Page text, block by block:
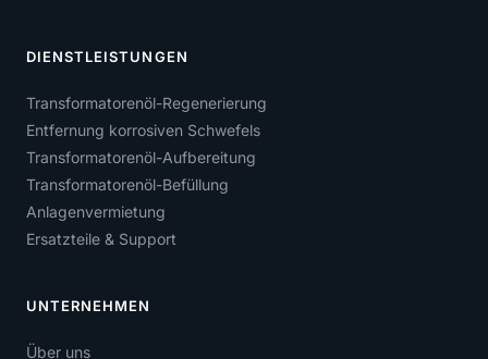
DIENSTLEISTUNGEN
Transformatorenöl-Regenerierung
Entfernung korrosiven Schwefels
Transformatorenöl-Aufbereitung
Transformatorenöl-Befüllung
Anlagenvermietung
Ersatzteile & Support
UNTERNEHMEN
Über uns